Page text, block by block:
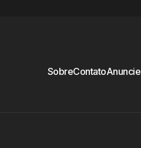
SobreContatoAnuncie